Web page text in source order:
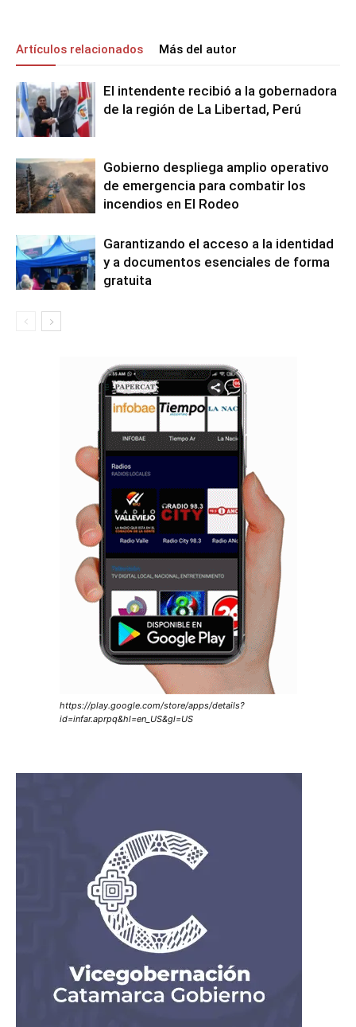
Artículos relacionados Más del autor
El intendente recibió a la gobernadora
de la región de La Libertad, Perú
Gobierno despliega amplio operativo
de emergencia para combatir los
incendios en El Rodeo
Garantizando el acceso a la identidad
y a documentos esenciales de forma
gratuita
https://play.google.com/store/apps/details?
id=infar.aprpq&hl=en_US&gl=US